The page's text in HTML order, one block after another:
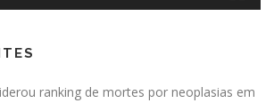
ranking de mortes por neoplasias em